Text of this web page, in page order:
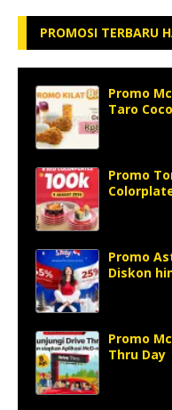
PROMOSI TERBARU
Promo
Taro
Promo
Promo
Diskon
Promo
Thru Day